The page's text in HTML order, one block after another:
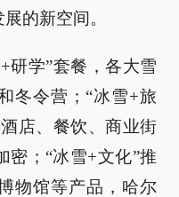
的新空间。
研学”套餐，各大雪
冬令营；“冰雪+旅
店、餐饮、商业街
密；“冰雪+文化”推
物馆等产品，哈尔